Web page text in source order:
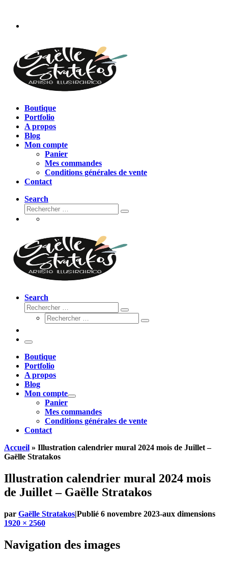
contenu
Boutique
Portfolio
A propos
Blog
Mon compte
Panier
Mes commandes
Conditions générales de vente
Contact
Search
Rechercher
Rechercher
Search
Rechercher
Rechercher
Rechercher
Rechercher
Menu
Boutique
Portfolio
A propos
Blog
Mon compte
Panier
Mes commandes
Conditions générales de vente
Contact
Accueil » Illustration calendrier mural 2024 mois de Juillet –
Gaëlle Stratakos
Illustration calendrier mural 2024 mois
de Juillet – Gaëlle Stratakos
par Gaëlle Stratakos|Publié 6 novembre 2023-aux dimensions
1920 × 2560
Navigation des images